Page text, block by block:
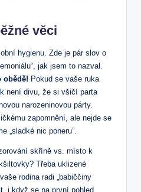
věci
hygienu. Zde je pár slov o
jak jsem to nazval.
obědě! Pokud se vaše ruka
není divu, že si všičí parta
narozeninovou párty.
zapomnění, ale nejde se
„sladké nic poneru”.
skříně vs. místo k
Třeba uklizené
rodina radi „babiččiny
i když se na první pohled